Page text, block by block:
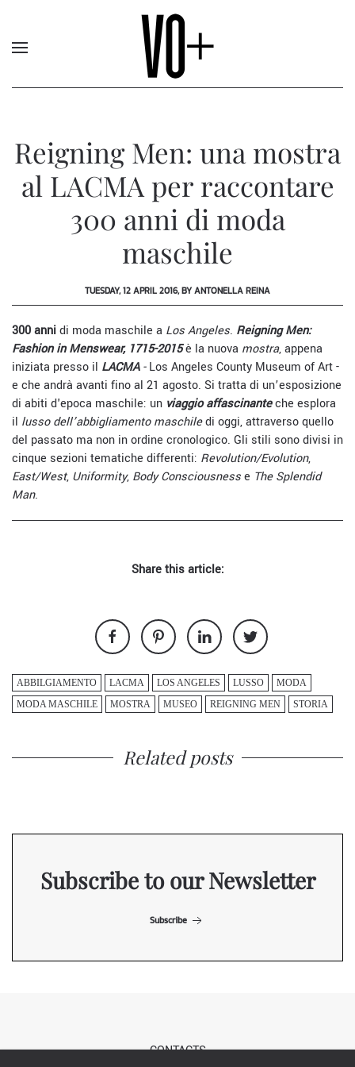
Reigning Men: una mostra
al LACMA per raccontare
300 anni di moda
maschile
TUESDAY, 12 APRIL 2016, BY ANTONELLA REINA
300 annidi moda maschile a Los Angeles. Reigning Men:
Fashion in Menswear, 1715-2015è la nuova mostra, appena
iniziata presso il LACMA-Los Angeles County Museum of Art -
e che andrà avanti fino al 21 agosto. Si tratta di un’esposizione
di abiti d'epoca maschile: un viaggio affascinanteche esplora
il lusso dell’abbigliamento maschiledi oggi, attraverso quello
del passato ma non in ordine cronologico. Gli stili sono divisi in
cinque sezioni tematiche differenti: Revolution/Evolution,
East/West, Uniformity, Body Consciousnesse The Splendid
Man.
Share this article:
ABBILGIAMENTO LACMA LOS ANGELES LUSSO
MODA
MODA MASCHILE
MOSTRA MUSEO REIGNING MEN STORIA
Related posts
Subscribe to our Newsletter
Subscribe
CONTACTS